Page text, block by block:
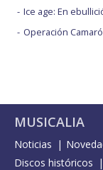
Ice age: En
Operación
MUSICALIA
Noticias
Discos históricos